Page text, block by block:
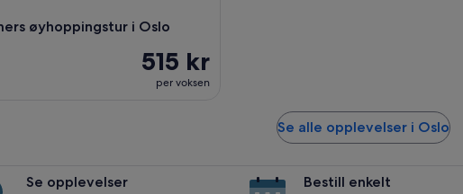
øyhoppingstur i Oslo
515 kr
per voksen
Se alle opplevelser i Oslo
Se opplevelser Bestill enkelt